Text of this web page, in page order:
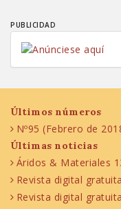
PUBLICIDAD
Últimos números
Nº95 (Febrero de
Últimas noticias
Áridos & Materiales
Revista digital
Revista digital